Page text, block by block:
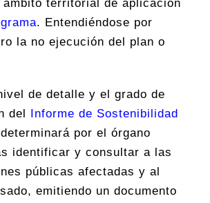
territorial de aplicación
. Entendiéndose por
la no ejecución del plan o
de detalle y el grado de
del
Informe de Sostenibilidad
por el órgano
identificar y consultar a las
públicas afectadas y al
emitiendo un documento